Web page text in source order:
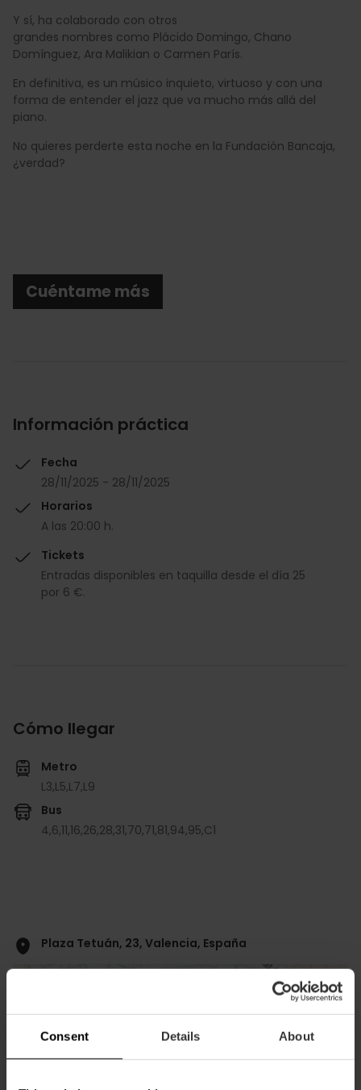
Consent Details About
Y sí, ha colaborado con otros
grandes nombres como Plácido Domingo, Chano
Domínguez, Ara Malikian o Carmen París.
En definitiva, es un músico inquieto, virtuoso y con una
forma de entender el jazz que va mucho más allá del
piano.
No quieres perderte esta noche en la Fundación Bancaja,
¿verdad?
Cuéntame más
Información práctica
Fecha
28/11/2025 - 28/11/2025
Horarios
A las 20:00 h.
Tickets
Entradas disponibles en taquilla desde el día 25
por 6 €.
Cómo llegar
Metro
L3,L5,L7,L9
Bus
4,6,11,16,26,28,31,70,71,81,94,95,C1
Plaza Tetuán, 23, Valencia, España